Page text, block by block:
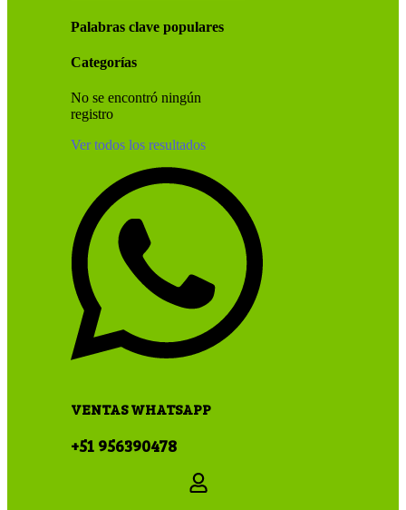
Palabras clave populares
Categorías
No se encontró ningún
registro
Ver todos los resultados
VENTAS WHATSAPP
+51 956390478